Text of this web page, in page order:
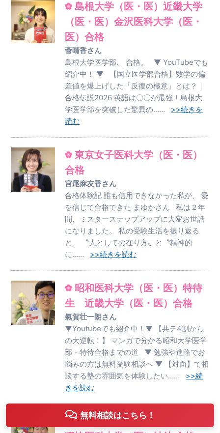
島根大学（医・医）近畿大学
（医・医）金沢医科大学（医・
医）合格
菅晴香さん
島根大学医学部、 合格。 ▼ YouTubeでも
紹介中！ ▼ 【国立医学部合格】数学の偏
差値を爆上げした「反復の極意」とは？｜
合格伝説2026 英語は〇〇が最強！島根大
学医学部を突破した驚異の…… >>続きを
読む
東京女子医科大学（医・医）
合格
宮尾麻友香さん
合格体験記 誰も信用できなかった私が、 愛
を信じて合格できた まゆかさん 私は２年
間、ミスターステップアップに大変お世話
になりました。 私の受験生活を振り返る
と、 〝人としての在り方〟と〝精神的
に…… >>続きを読む
昭和医科大学（医・医）特待
生 近畿大学（医・医）合格
氣賀壮一朗さん
▼Youtubeでも紹介中！▼ 【共テ4割から
の大逆転！】 マンガで分かる昭和大学医学
部・特待合格までの道 ▼ 勉強や進路でお
悩みの方は無料受験相談へ ▼ 【対面】で相
談する塾の雰囲気を体験したい…… >>続
きを読む
大阪医科薬科大学（医・医）
無料相談はこちら！